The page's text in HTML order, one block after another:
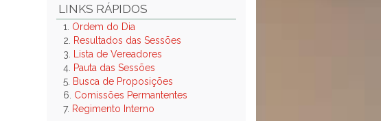
LINKS RÁPIDOS
1. Ordem do Dia
2.
Resultados das Sessões
3.
Lista de Vereadores
4. Pauta das Sessões
5. Busca de Proposições
6. Comissões Permantentes
7. Regimento Interno